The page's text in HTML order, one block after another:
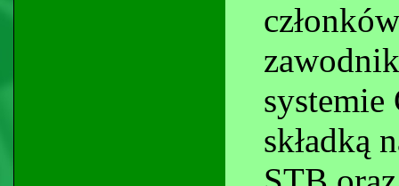
systemie
składką